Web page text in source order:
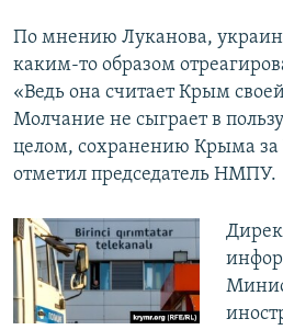
По мнению Луканова,
каким-то образом
«Ведь она считает Крым
Молчание не сыграет в
целом, сохранению Крыма за
отметил председатель НМПУ.